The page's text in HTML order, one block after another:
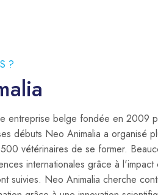
?
entreprise belge fondée en 2009
débuts Neo Animalia a organisé
vétérinaires de se former.
internationales grâce à
suivies. Neo Animalia cherche